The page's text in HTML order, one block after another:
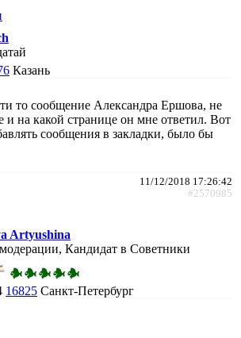
Казань
то сообщение Александра Ершова, не
на какой странице он мне ответил. Вот
сообщения в закладки, было бы
11/12/2018 17:26:42
#2570985
Artyushina
Кандидат в Советники
16825 Санкт-Петербург